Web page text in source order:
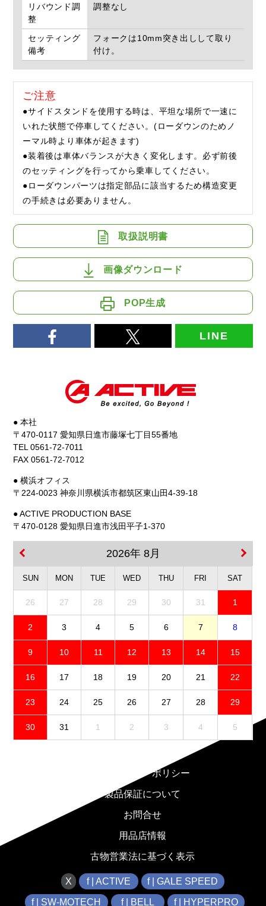
リバウンド調
整
調整なし
セッティング
備考
フォークは10mm突き出しして取り
付け。
ご注意
●サイドスタンドを使用する時は、平坦な場所で一速に
いれた状態で停車してください。(ローダウンのためノ
ーマル時より車体が起きます)
●装着後は車体バランスが大きく変化します。必ず前後
のセッティングを行ってから乗車してください。
●ローダウンパーツは指定部品に該当するため構造変更
の手続きは必要ありません。
取扱説明書
画像ダウンロード
POP生成
LINE
● 本社
〒470-0117 愛知県日進市藤塚七丁目55番地
TEL 0561-72-7011
FAX 0561-72-7012
● 横浜オフィス
〒224-0023 神奈川県横浜市都筑区東山田4-39-18
● ACTIVE PRODUCTION BASE
〒470-0128 愛知県日進市浅田平子1-370
2026年 8月
SUN MON TUE WED THU FRI SAT
26 27 28 29 30 31 1
2 3 4 5 6 7 8
9 10 11 12 13 14 15
16 17 18 19 20 21 22
23 24 25 26 27 28 29
30 31 1 2 3 4 5
プライバシーポリシー
製品保証について
お問合せ
用品店情報
古物営業法に基づく表示
X f | ACTIVE f | GALE SPEED
f | SW-MOTECH f | BELL f | HYPERPRO